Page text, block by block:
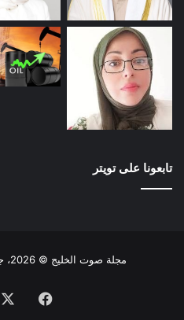
تابعونا على تويتر
مجلة صوت الخليج © 2026، جميع الحقوق محفوظة |
فيسبوك